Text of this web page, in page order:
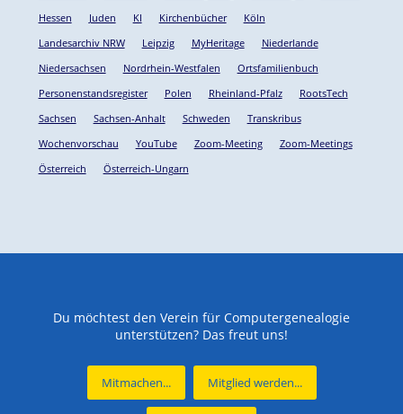
Hessen
Juden KI Kirchenbücher
Köln
Landesarchiv NRW
Leipzig MyHeritage
Niederlande
Niedersachsen
Nordrhein-Westfalen
Ortsfamilienbuch
Personenstandsregister
Polen Rheinland-Pfalz
RootsTech
Sachsen
Sachsen-Anhalt Schweden
Transkribus
Wochenvorschau
YouTube Zoom-Meeting
Zoom-Meetings
Österreich
Österreich-Ungarn
Du möchtest den Verein für Computergenealogie
unterstützen? Das freut uns!
Mitmachen... Mitglied werden...